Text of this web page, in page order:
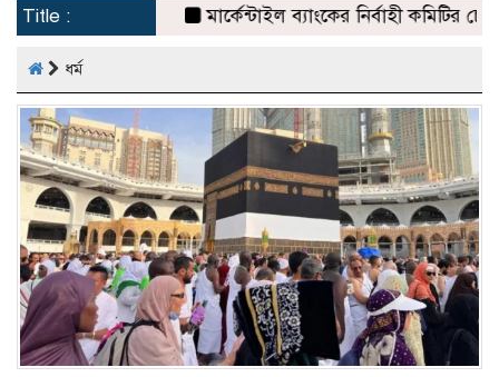
Title :
মার্কেন্টাইল ব্যাংকের নির্বাহী কমিটির
ধর্ম